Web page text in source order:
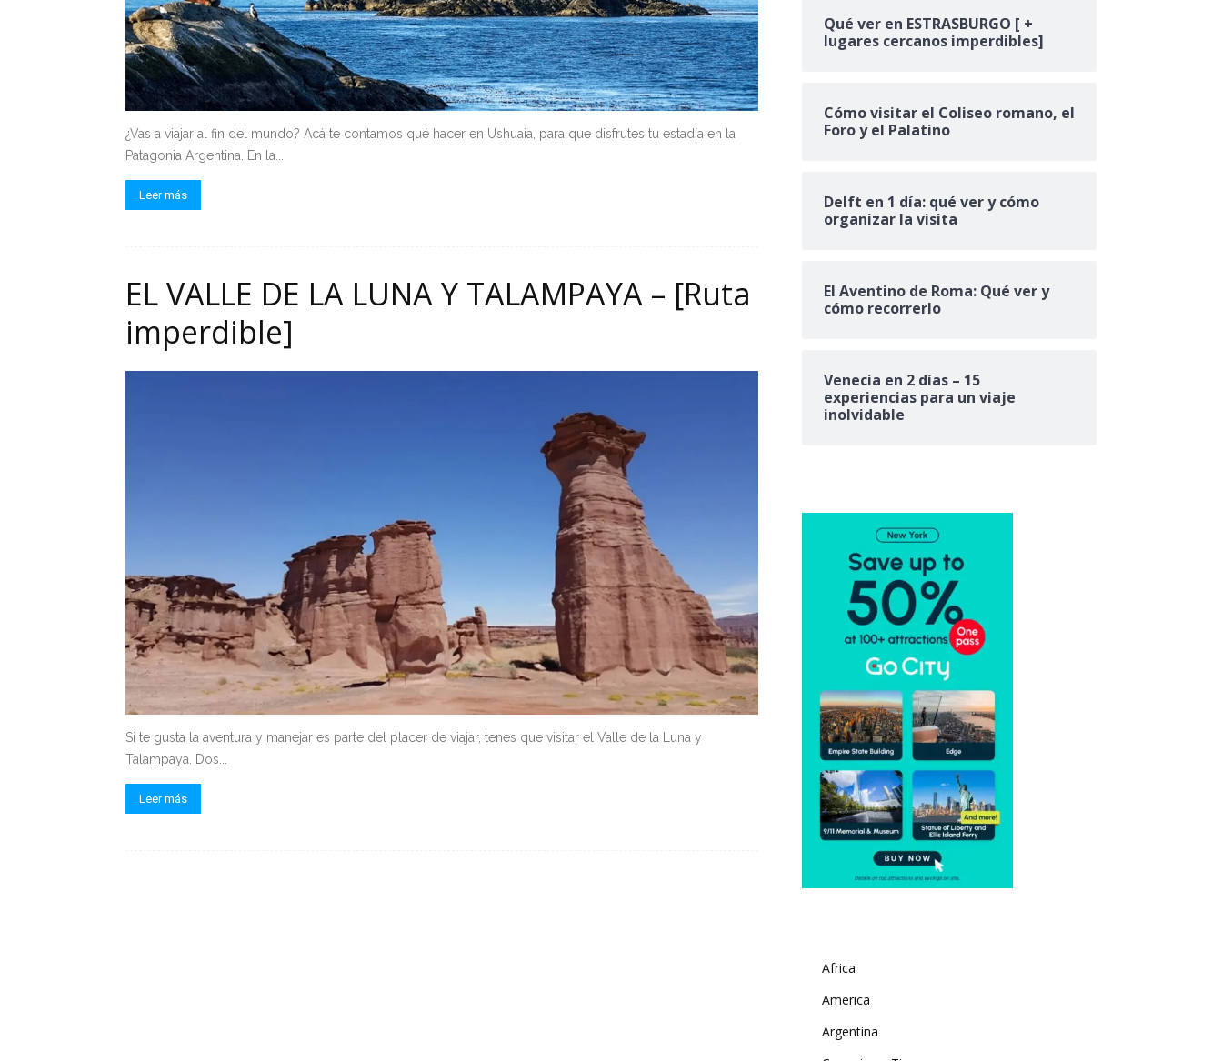
¿Vas a viajar al fin del mundo? Acá te contamos qué hacer en Ushuaia, para que disfrutes tu estadía en la
Patagonia Argentina. En la...
Leer más
EL VALLE DE LA LUNA Y TALAMPAYA – [Ruta
imperdible]
Si te gusta la aventura y manejar es parte del placer de viajar, tenes que visitar el Valle de la Luna y
Talampaya. Dos...
Leer más
Qué ver en ESTRASBURGO [ +
lugares cercanos imperdibles]
Cómo visitar el Coliseo romano, el
Foro y el Palatino
Delft en 1 día: qué ver y cómo
organizar la visita
El Aventino de Roma: Qué ver y
cómo recorrerlo
Venecia en 2 días – 15
experiencias para un viaje
inolvidable
Africa
America
Argentina